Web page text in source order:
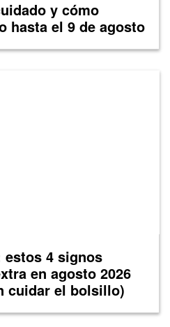
y cómo
hasta el 9 de agosto
4 signos
en agosto 2026
cuidar el bolsillo)